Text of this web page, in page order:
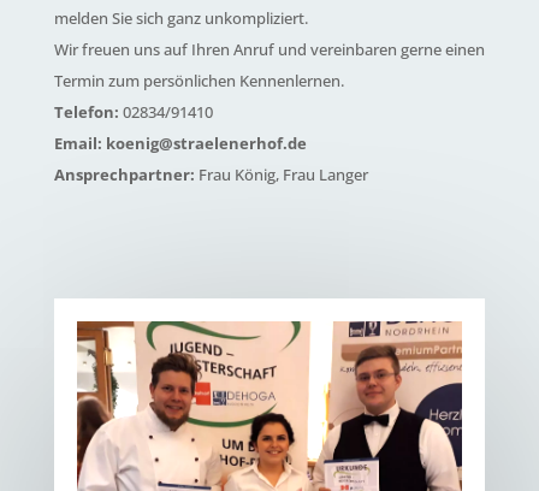
melden Sie sich ganz unkompliziert.
Wir freuen uns auf Ihren Anruf und vereinbaren gerne einen
Termin zum persönlichen Kennenlernen.
Telefon: 02834/91410
Email: koenig@straelenerhof.de
Ansprechpartner: Frau König, Frau Langer